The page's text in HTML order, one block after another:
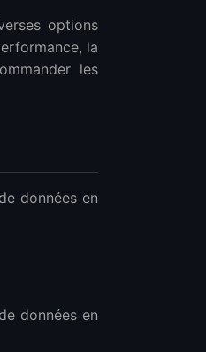
options
la
les
données en
données en